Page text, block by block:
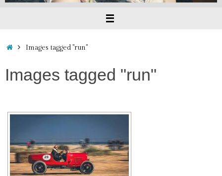
Accueil
Images tagged "run"
Images tagged "run"